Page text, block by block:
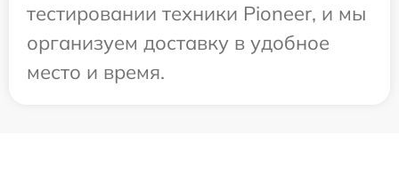
тестировании техники Pioneer, и мы
организуем доставку в удобное
место и время.